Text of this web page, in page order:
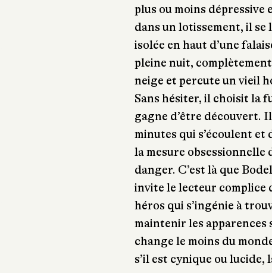
plus ou moins dépressive
dans un lotissement, il se
isolée en haut d’une
pleine nuit,
neige et percute un vieil
Sans hésiter, il choisit la
gagne d’être découvert.
minutes qui s’écoulent
la mesure obsessionnelle
danger. C’est là que
invite le lecteur complice
héros qui s’ingénie à
maintenir les apparences
change le moins du
s’il est cynique ou